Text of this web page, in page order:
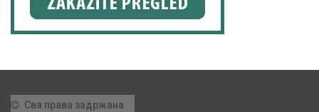
Сва права задржана